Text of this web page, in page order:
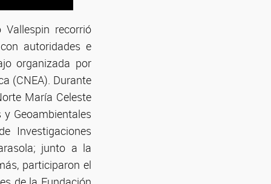
recorrió
autoridades e
organizada por
(CNEA). Durante
María Celeste
Geoambientales
Investigaciones
junto a la
participaron el